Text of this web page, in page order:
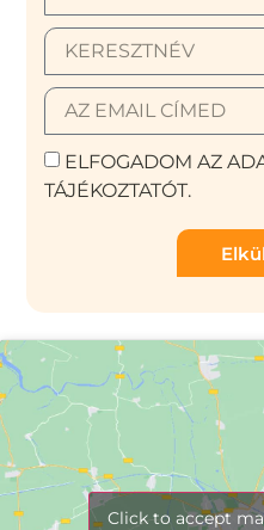
ELFOGADOM AZ
TÁJÉKOZTATÓT.
Click to accept